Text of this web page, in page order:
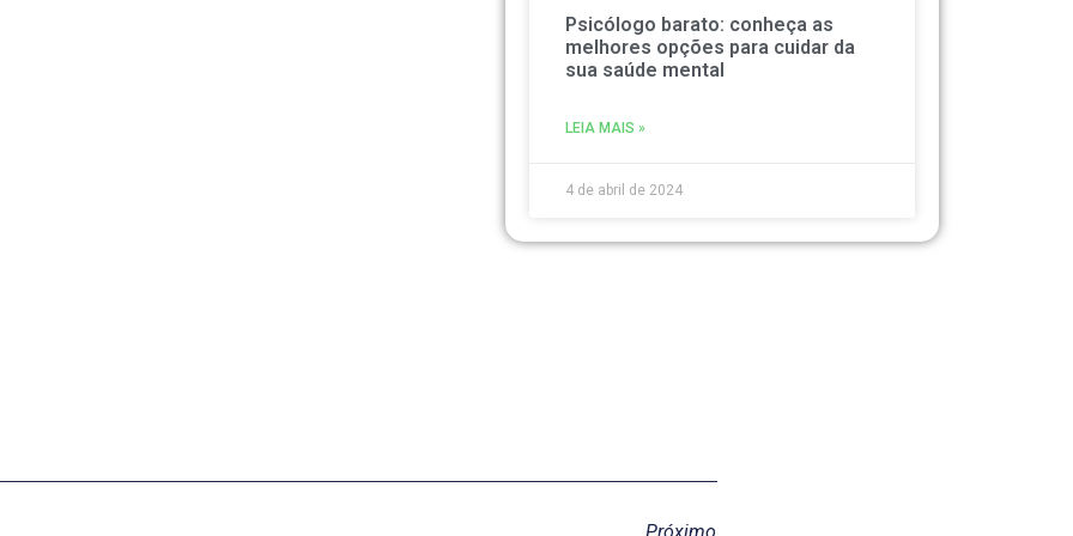
Psicólogo barato: conheça as
melhores opções para cuidar da
sua saúde mental
LEIA MAIS »
4 de abril de 2024